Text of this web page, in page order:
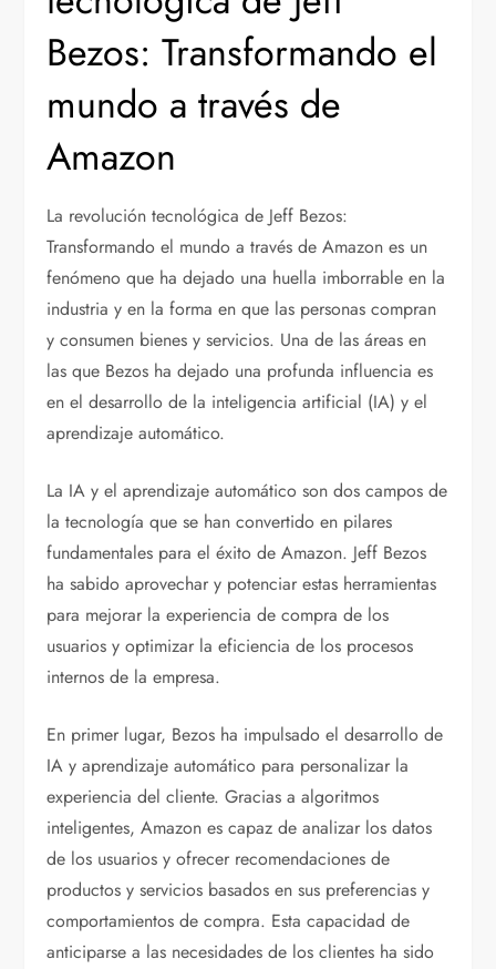
Bezos: Transformando el
mundo a través de
Amazon
La revolución tecnológica de Jeff Bezos:
Transformando el mundo a través de Amazon es un
fenómeno que ha dejado una huella imborrable en la
industria y en la forma en que las personas compran
y consumen bienes y servicios. Una de las áreas en
las que Bezos ha dejado una profunda influencia es
en el desarrollo de la inteligencia artificial (IA) y el
aprendizaje automático.
La IA y el aprendizaje automático son dos campos de
la tecnología que se han convertido en pilares
fundamentales para el éxito de Amazon. Jeff Bezos
ha sabido aprovechar y potenciar estas herramientas
para mejorar la experiencia de compra de los
usuarios y optimizar la eficiencia de los procesos
internos de la empresa.
En primer lugar, Bezos ha impulsado el desarrollo de
IA y aprendizaje automático para personalizar la
experiencia del cliente. Gracias a algoritmos
inteligentes, Amazon es capaz de analizar los datos
de los usuarios y ofrecer recomendaciones de
productos y servicios basados en sus preferencias y
comportamientos de compra. Esta capacidad de
anticiparse a las necesidades de los clientes ha sido